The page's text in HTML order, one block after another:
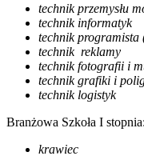
technik przemysłu
technik informatyk
technik programista
technik reklamy
technik fotografii i
technik grafiki i
technik logistyk
Branżowa Szkoła I stopnia:
krawiec